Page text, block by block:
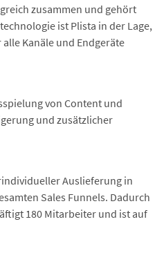
zusammen und gehört
ist Plista in der Lage,
Kanäle und Endgeräte
von Content und
und zusätzlicher
Auslieferung in
Sales Funnels. Dadurch
180 Mitarbeiter und ist auf